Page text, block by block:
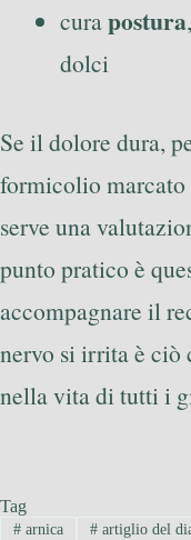
curapostura
dolci
Se il dolore dura,
formicolio
serve una
punto pratico è
accompagnare il
nervo si irrita è ciò
nella vita di tutti i
Tag
#arnica #artiglio del